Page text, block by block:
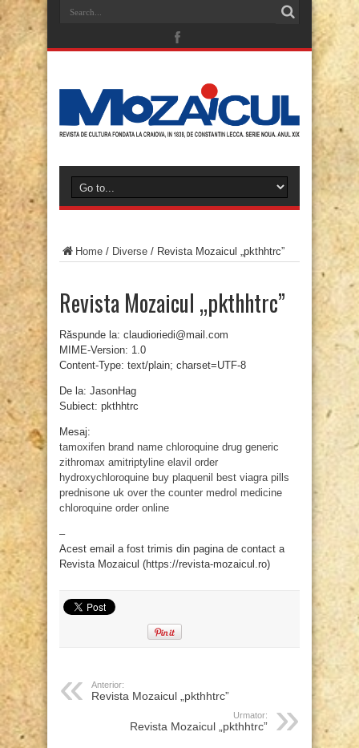
Home / Diverse / Revista Mozaicul „pkthhtrc”
Revista Mozaicul „pkthhtrc”
Răspunde la: claudioriedi@mail.com
MIME-Version: 1.0
Content-Type: text/plain; charset=UTF-8
De la: JasonHag
Subiect: pkthhtrc
Mesaj:
tamoxifen brand name chloroquine drug generic
zithromax amitriptyline elavil order
hydroxychloroquine buy plaquenil
best viagra pills
prednisone uk over the counter medrol medicine
chloroquine order online
–
Acest email a fost trimis din pagina de contact a
Revista Mozaicul (https://revista-mozaicul.ro)
Anterior:
Revista Mozaicul „pkthhtrc”
Urmator:
Revista Mozaicul „pkthhtrc”